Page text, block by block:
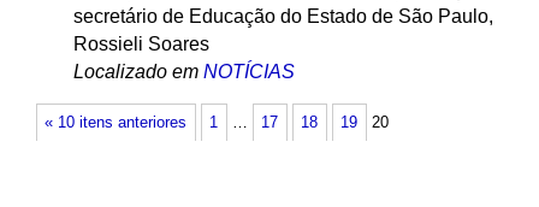
secretário de Educação do Estado de São Paulo,
Rossieli Soares
Localizado em NOTÍCIAS
« 10 itens anteriores 1 … 17 18 19 20